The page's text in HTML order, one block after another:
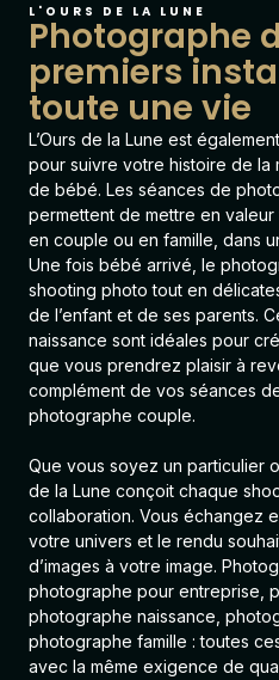
L'OURS DE LA LUNE
Photographe
premiers
toute une vie
L’Ours de la Lune est également
pour suivre votre histoire de la
de bébé. Les séances de
permettent de mettre en
en couple ou en famille, dans
Une fois bébé arrivé, le
shooting photo tout en
de l’enfant et de ses parents.
naissance sont idéales pour
que vous prendrez plaisir à
complément de vos séances
photographe couple.
Que vous soyez un particulier
de la Lune conçoit chaque
collaboration. Vous échangez
votre univers et le rendu
d’images à votre image.
photographe pour entreprise
photographe naissance
photographe famille : toutes
avec la même exigence de